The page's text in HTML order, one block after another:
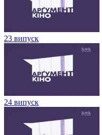
23 випуск
24 випуск